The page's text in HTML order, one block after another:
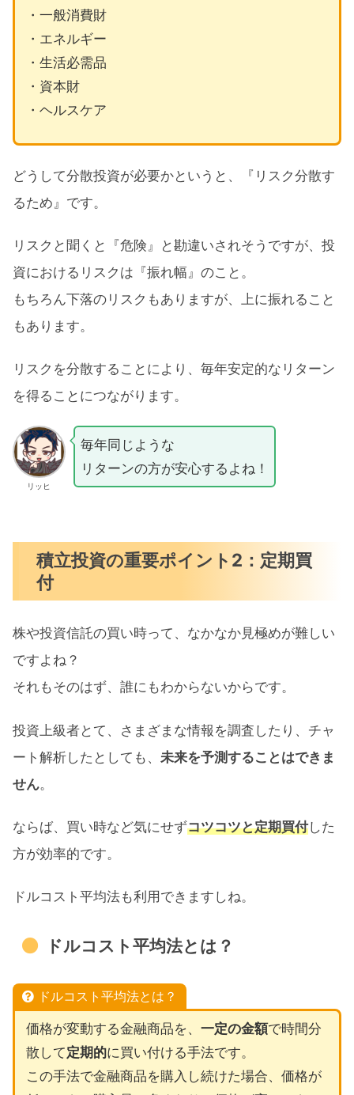
・一般消費財
・エネルギー
・生活必需品
・資本財
・ヘルスケア
どうして分散投資が必要かというと、『リスク分散す
るため』です。
リスクと聞くと『危険』と勘違いされそうですが、投
資におけるリスクは『振れ幅』のこと。
もちろん下落のリスクもありますが、上に振れること
もあります。
リスクを分散することにより、毎年安定的なリターン
を得ることにつながります。
リッヒ
毎年同じような
リターンの方が安心するよね！
積立投資の重要ポイント2：定期買
付
株や投資信託の買い時って、なかなか見極めが難しい
ですよね？
それもそのはず、誰にもわからないからです。
投資上級者とて、さまざまな情報を調査したり、チャ
ート解析したとしても、 未来を予測することはできま
せん。
ならば、買い時など気にせずコツコツと定期買付した
方が効率的です。
ドルコスト平均法も利用できますしね。
ドルコスト平均法とは？
ドルコスト平均法とは？
価格が変動する金融商品を、 一定の金額で時間分
散して定期的に買い付ける手法です。
この手法で金融商品を購入し続けた場合、価格が